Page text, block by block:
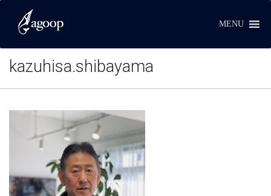
MENU
kazuhisa.shibayama